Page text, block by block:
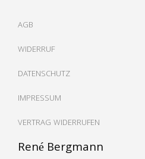
AGB
WIDERRUF
DATENSCHUTZ
IMPRESSUM
VERTRAG WIDERRUFEN
René Bergmann